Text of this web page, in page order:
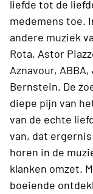
liefde tot de
medemens toe.
andere muziek
Rota, Astor
Aznavour,
Bernstein. De
diepe pijn van
van de echte
van, dat
horen in de
klanken omzet.
boeiende